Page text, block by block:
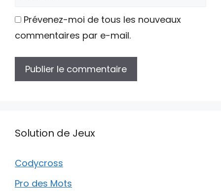
Prévenez-moi de tous les nouveaux
commentaires par e-mail.
Solution de Jeux
Codycross
Pro des Mots